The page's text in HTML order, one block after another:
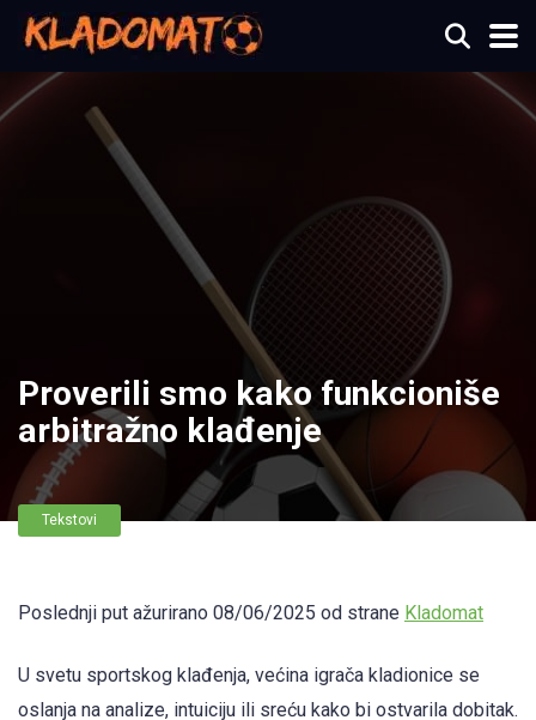
Proverili smo kako funkcioniše
arbitražno klađenje
Tekstovi
Poslednji put ažurirano 08/06/2025 od strane Kladomat
U svetu sportskog klađenja, većina igrača kladionice se
oslanja na analize, intuiciju ili sreću kako bi ostvarila dobitak.